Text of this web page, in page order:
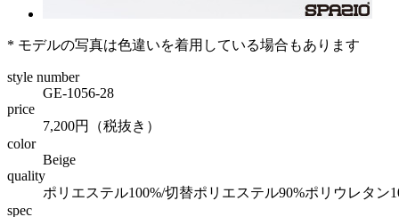
* モデルの写真は色違いを着用している場合もあります
style number
GE-1056-28
price
7,200円（税抜き）
color
Beige
quality
ポリエステル100%/切替ポリエステル90%ポリウレタン
spec